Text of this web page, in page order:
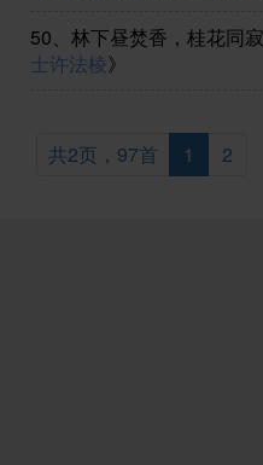
50、 林下昼焚香，桂花同寂
士许法棱》
共2页，97首 1 2